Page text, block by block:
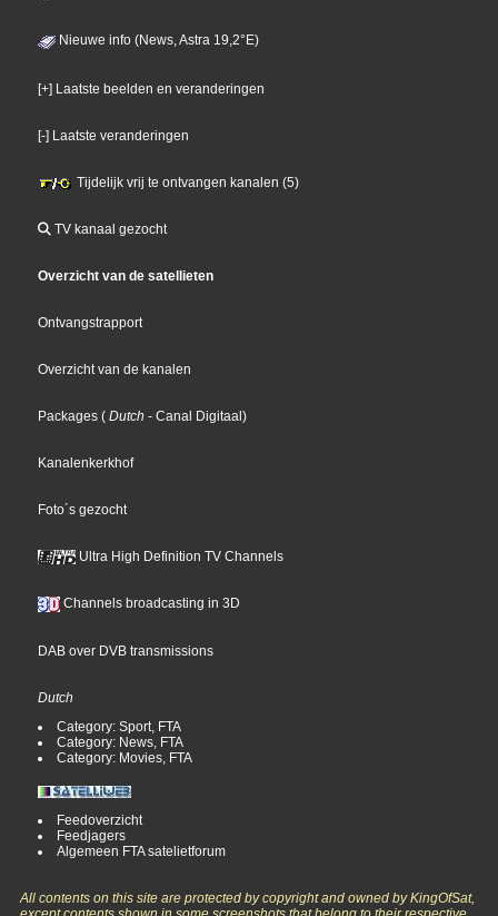
Nieuwe info (News, Astra 19,2°E)
[+] Laatste beelden en veranderingen
[-] Laatste veranderingen
Tijdelijk vrij te ontvangen kanalen (5)
TV kanaal gezocht
Overzicht van de satellieten
Ontvangstrapport
Overzicht van de kanalen
Packages ( Dutch - Canal Digitaal)
Kanalenkerkhof
Foto´s gezocht
Ultra High Definition TV Channels
Channels broadcasting in 3D
DAB over DVB transmissions
Dutch
Category: Sport, FTA
Category: News, FTA
Category: Movies, FTA
Feedoverzicht
Feedjagers
Algemeen FTA satelietforum
All contents on this site are protected by copyright and owned by KingOfSat,